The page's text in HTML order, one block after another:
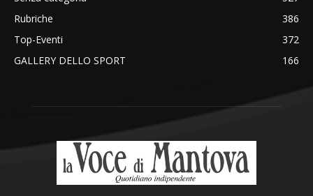
Rubriche
386
Top-Eventi
372
GALLERY DELLO SPORT
166